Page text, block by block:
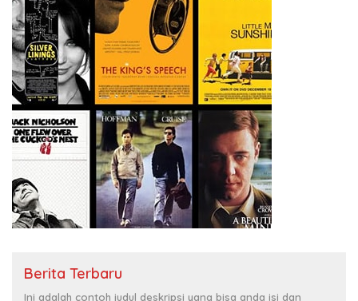
Berita Terbaru
Ini adalah contoh judul deskripsi yang bisa anda isi dan